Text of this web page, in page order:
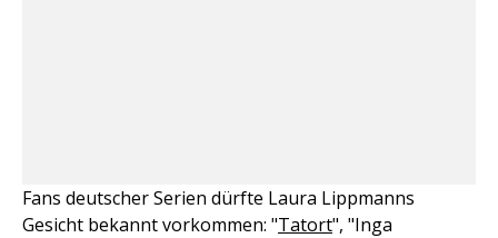
Fans deutscher Serien dürfte Laura Lippmanns
Gesicht bekannt vorkommen: "Tatort", "Inga